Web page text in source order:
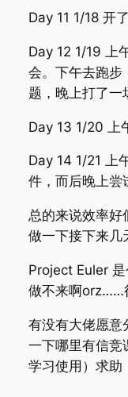
Day 11 1/18 开
Day 12 1/19 上
会。下午去跑
题，晚上打了一
Day 13 1/20 上
Day 14 1/21 上
件，而后晚上尝
总的来说效率
做一下接下来几
Project Euler
做不来啊orz……
有没有大佬愿
一下哪里有信
学习使用）求助